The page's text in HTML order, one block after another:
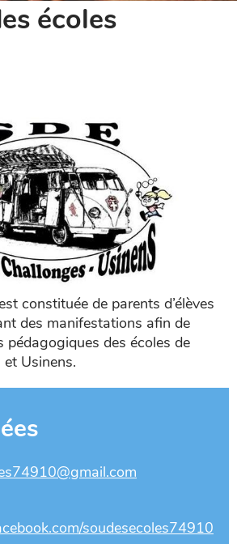
écoles
constituée de parents d’élèves
des manifestations afin de
pédagogiques des écoles de
Usinens.
soudesecoles74910